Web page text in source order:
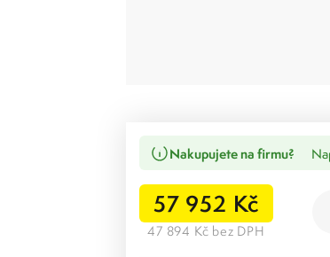
Nakupujete na firmu?
57 952 Kč
47 894 Kč bez DPH